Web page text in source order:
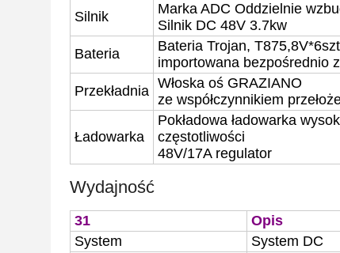
Silnik
Marka ADC Oddzielnie
Silnik DC 48V 3.7kw
Bateria
Bateria Trojan, T875,
importowana bezpośrednio
Przekładnia Włoska oś GRAZIANO
ze współczynnikiem
Ładowarka
Pokładowa ładowarka
częstotliwości
48V/17Aregulator
Wydajność
31
Opis
System
System DC